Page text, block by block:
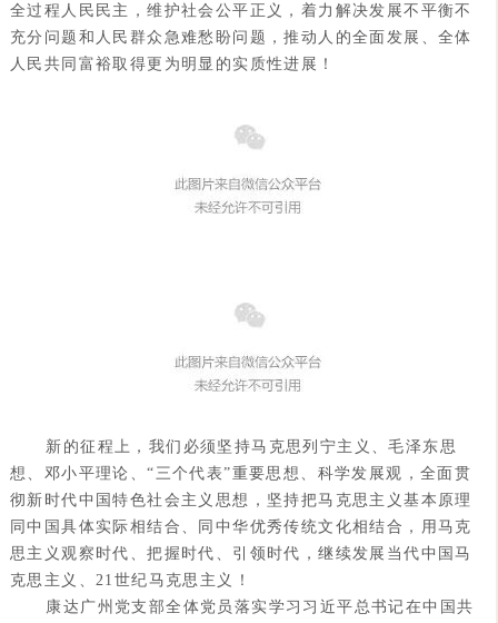
全过程人民民主，维护社会公平正义，着力解决发展不平衡不
充分问题和人民群众急难愁盼问题，推动人的全面发展、全体
人民共同富裕取得更为明显的实质性进展！
新的征程上，我们必须坚持马克思列宁主义、毛泽东思
想、邓小平理论、“三个代表”重要思想、科学发展观，全面贯
彻新时代中国特色社会主义思想，坚持把马克思主义基本原理
同中国具体实际相结合、同中华优秀传统文化相结合，用马克
思主义观察时代、把握时代、引领时代，继续发展当代中国马
克思主义、21世纪马克思主义！
康达广州党支部全体党员落实学习习近平总书记在中国共